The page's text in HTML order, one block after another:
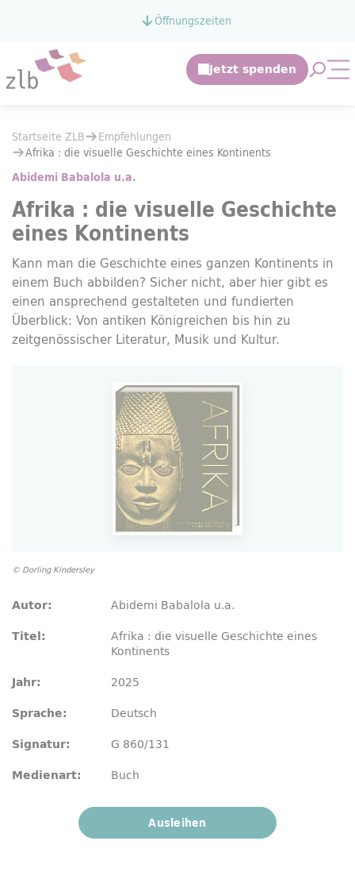
Zum Hauptinhalt springenÖffnungszeiten
Empfehlungen
Afrika : die visuelle Geschichte eines Kontinents
Sie befinden sich hier:
Startseite ZLB
Empfehlungen
Afrika : die visuelle Geschichte eines Kontinents
Abidemi Babalola u.a.
Afrika : die visuelle Geschichte
eines Kontinents
Kann man die Geschichte eines ganzen Kontinents in
einem Buch abbilden? Sicher nicht, aber hier gibt es
einen ansprechend gestalteten und fundierten
Überblick: Von antiken Königreichen bis hin zu
zeitgenössischer Literatur, Musik und Kultur.
© Dorling Kindersley
Autor: Abidemi Babalola u.a.
Titel: Afrika : die visuelle Geschichte eines
Kontinents
Jahr: 2025
Sprache: Deutsch
Signatur: G 860/131
Medienart: Buch
Ausleihen